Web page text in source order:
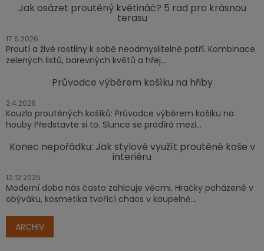
Jak osázet proutěný květináč? 5 rad pro krásnou
terasu
17.6.2026
Proutí a živé rostliny k sobě neodmyslitelně patří. Kombinace
zelených listů, barevných květů a hřej...
Průvodce výběrem košíku na hřiby
2.4.2026
Kouzlo proutěných košíků: Průvodce výběrem košíku na
houby Představte si to. Slunce se prodírá mezi...
Konec nepořádku: Jak stylově využít proutěné koše v
interiéru
10.12.2025
Moderní doba nás často zahlcuje věcmi. Hračky poházené v
obýváku, kosmetika tvořící chaos v koupelně...
ARCHIV